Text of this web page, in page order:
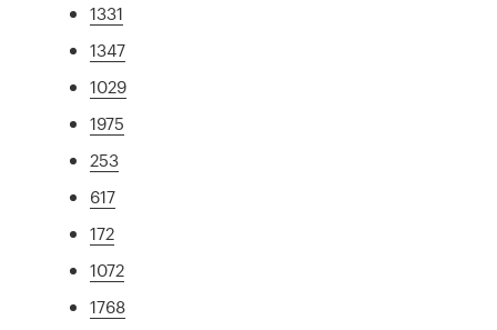
1331
1347
1029
1975
253
617
172
1072
1768